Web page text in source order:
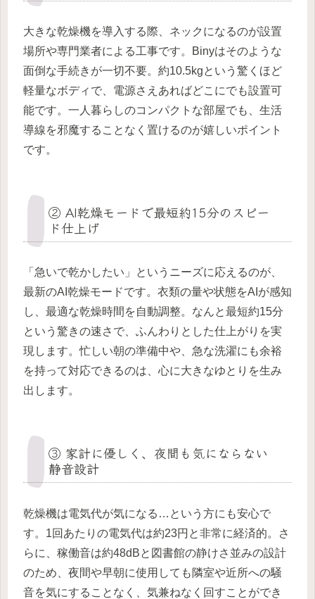
大きな乾燥機を導入する際、ネックになるのが設置
場所や専門業者による工事です。Binyはそのような
面倒な手続きが一切不要。約10.5kgという驚くほど
軽量なボディで、電源さえあればどこにでも設置可
能です。一人暮らしのコンパクトな部屋でも、生活
導線を邪魔することなく置けるのが嬉しいポイント
です。
② AI乾燥モードで最短約15分のスピー
ド仕上げ
「急いで乾かしたい」というニーズに応えるのが、
最新のAI乾燥モードです。衣類の量や状態をAIが感知
し、最適な乾燥時間を自動調整。なんと最短約15分
という驚きの速さで、ふんわりとした仕上がりを実
現します。忙しい朝の準備中や、急な洗濯にも余裕
を持って対応できるのは、心に大きなゆとりを生み
出します。
③ 家計に優しく、夜間も気にならない
静音設計
乾燥機は電気代が気になる…という方にも安心で
す。1回あたりの電気代は約23円と非常に経済的。さ
らに、稼働音は約48dBと図書館の静けさ並みの設計
のため、夜間や早朝に使用しても隣室や近所への騒
音を気にすることなく、気兼ねなく回すことができ